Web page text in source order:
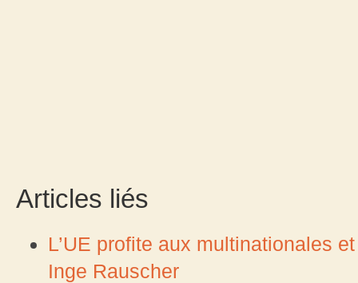
Articles liés
L’UE profite aux multinationales
Inge Rauscher